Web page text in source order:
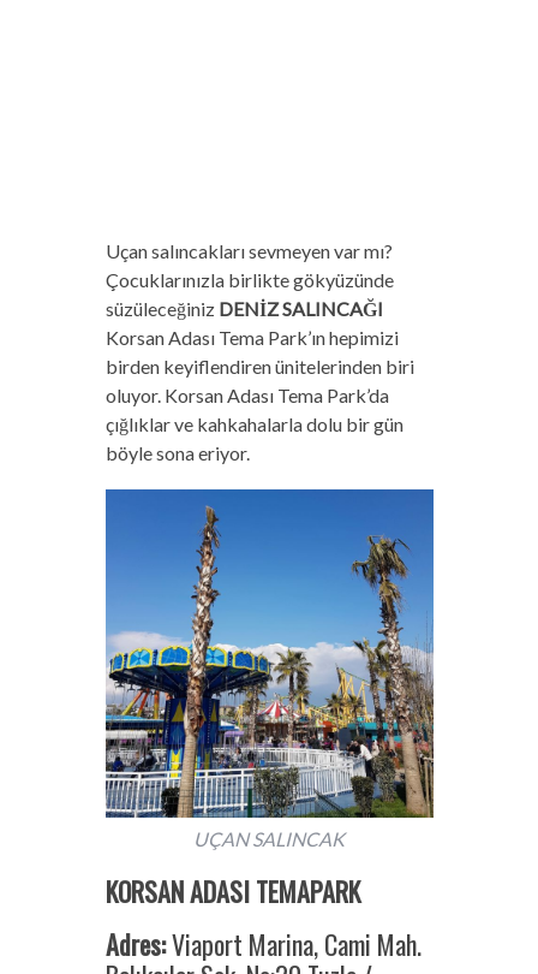
Uçan salıncakları sevmeyen var mı?
Çocuklarınızla birlikte gökyüzünde
süzüleceğiniz DENİZ SALINCAĞI
Korsan Adası Tema Park’ın hepimizi
birden keyiflendiren ünitelerinden biri
oluyor. Korsan Adası Tema Park’da
çığlıklar ve kahkahalarla dolu bir gün
böyle sona eriyor.
UÇAN SALINCAK
KORSAN ADASI TEMAPARK
Adres:Viaport Marina, Cami Mah.